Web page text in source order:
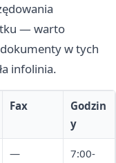
— warto
w tych
infolinia.
Fax
Godzin
y
—
7:00-